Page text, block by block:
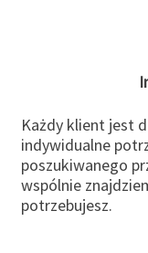
Każdy klient jest
indywidualne
poszukiwanego
wspólnie
potrzebujesz.